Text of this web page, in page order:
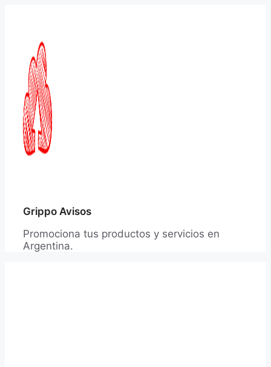
Grippo Avisos
Promociona tus productos y servicios en
Argentina.